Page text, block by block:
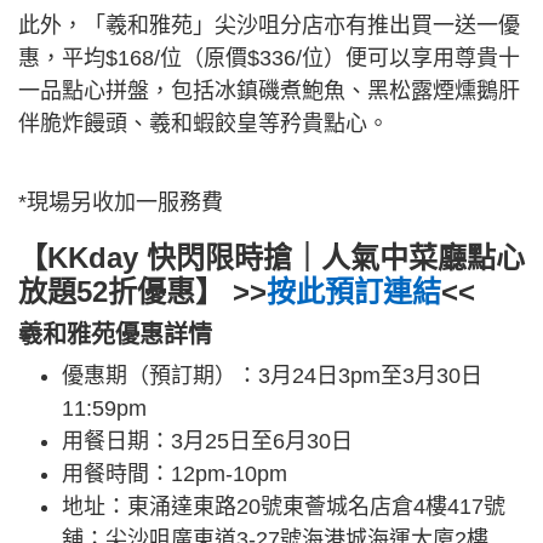
此外，「羲和雅苑」尖沙咀分店亦有推出買一送一優
惠，平均$168/位（原價$336/位）便可以享用尊貴十
一品點心拼盤，包括冰鎮磯煮鮑魚、黑松露煙燻鵝肝
伴脆炸饅頭、羲和蝦餃皇等矜貴點心。
*現場另收加一服務費
【KKday 快閃限時搶｜人氣中菜廳點心
放題52折優惠】 >>按此預訂連結<<
羲和雅苑優惠詳情
優惠期（預訂期）：3月24日3pm至3月30日
11:59pm
用餐日期：3月25日至6月30日
用餐時間：12pm-10pm
地址：東涌達東路20號東薈城名店倉4樓417號